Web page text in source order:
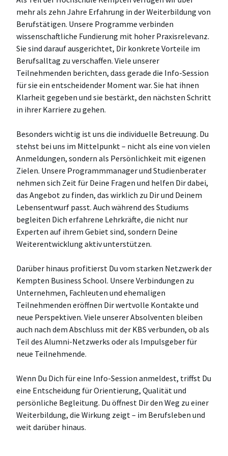
mehr als zehn Jahre Erfahrung in der Weiterbildung von
Berufstätigen. Unsere Programme verbinden
wissenschaftliche Fundierung mit hoher Praxisrelevanz.
Sie sind darauf ausgerichtet, Dir konkrete Vorteile im
Berufsalltag zu verschaffen. Viele unserer
Teilnehmenden berichten, dass gerade die Info-Session
für sie ein entscheidender Moment war. Sie hat ihnen
Klarheit gegeben und sie bestärkt, den nächsten Schritt
in ihrer Karriere zu gehen.
Besonders wichtig ist uns die individuelle Betreuung. Du
stehst bei uns im Mittelpunkt – nicht als eine von vielen
Anmeldungen, sondern als Persönlichkeit mit eigenen
Zielen. Unsere Programmmanager und Studienberater
nehmen sich Zeit für Deine Fragen und helfen Dir dabei,
das Angebot zu finden, das wirklich zu Dir und Deinem
Lebensentwurf passt. Auch während des Studiums
begleiten Dich erfahrene Lehrkräfte, die nicht nur
Experten auf ihrem Gebiet sind, sondern Deine
Weiterentwicklung aktiv unterstützen.
Darüber hinaus profitierst Du vom starken Netzwerk der
Kempten Business School. Unsere Verbindungen zu
Unternehmen, Fachleuten und ehemaligen
Teilnehmenden eröffnen Dir wertvolle Kontakte und
neue Perspektiven. Viele unserer Absolventen bleiben
auch nach dem Abschluss mit der KBS verbunden, ob als
Teil des Alumni-Netzwerks oder als Impulsgeber für
neue Teilnehmende.
Wenn Du Dich für eine Info-Session anmeldest, triffst Du
eine Entscheidung für Orientierung, Qualität und
persönliche Begleitung. Du öffnest Dir den Weg zu einer
Weiterbildung, die Wirkung zeigt – im Berufsleben und
weit darüber hinaus.